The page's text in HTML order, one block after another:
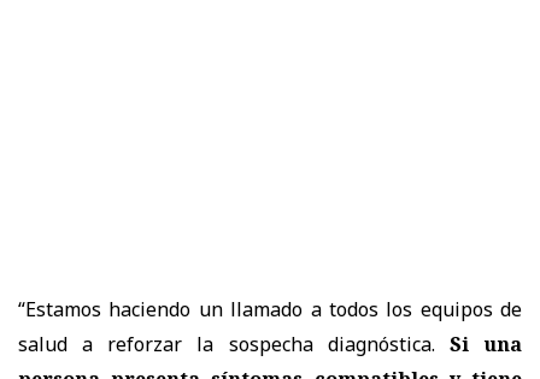
“Estamos haciendo un llamado a todos los equipos de
salud a reforzar la sospecha diagnóstica. Si una